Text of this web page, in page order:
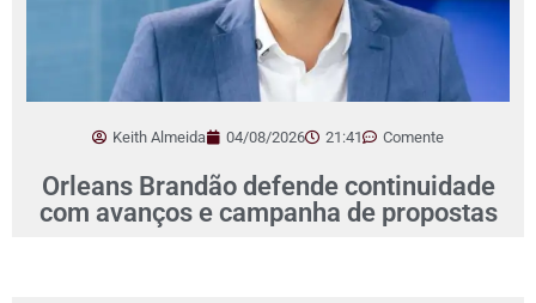
Keith Almeida 04/08/2026 21:41 Comente
Orleans Brandão defende continuidade
com avanços e campanha de propostas